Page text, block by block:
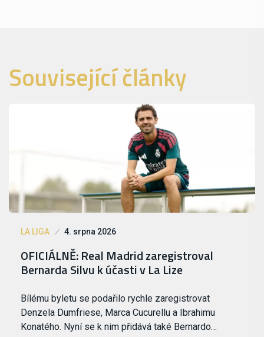
Související články
LA LIGA 4. srpna 2026
OFICIÁLNĚ: Real Madrid zaregistroval
Bernarda Silvu k účasti v La Lize
Bílému byletu se podařilo rychle zaregistrovat
Denzela Dumfriese, Marca Cucurellu a Ibrahimu
Konatého. Nyní se k nim přidává také Bernardo…